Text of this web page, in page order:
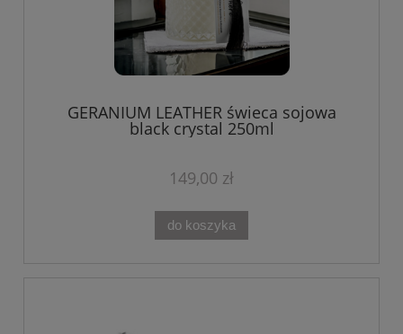
GERANIUM LEATHER świeca sojowa
black crystal 250ml
149,00 zł
do koszyka